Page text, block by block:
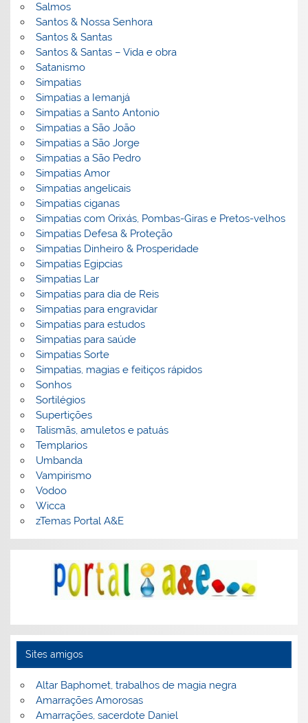
Salmos
Santos & Nossa Senhora
Santos & Santas
Santos & Santas – Vida e obra
Satanismo
Simpatias
Simpatias a Iemanjá
Simpatias a Santo Antonio
Simpatias a São João
Simpatias a São Jorge
Simpatias a São Pedro
Simpatias Amor
Simpatias angelicais
Simpatias ciganas
Simpatias com Orixás, Pombas-Giras e Pretos-velhos
Simpatias Defesa & Proteção
Simpatias Dinheiro & Prosperidade
Simpatias Egipcias
Simpatias Lar
Simpatias para dia de Reis
Simpatias para engravidar
Simpatias para estudos
Simpatias para saúde
Simpatias Sorte
Simpatias, magias e feitiços rápidos
Sonhos
Sortilégios
Supertições
Talismãs, amuletos e patuás
Templarios
Umbanda
Vampirismo
Vodoo
Wicca
zTemas Portal A&E
Sites amigos
Altar Baphomet, trabalhos de magia negra
Amarrações Amorosas
Amarrações, sacerdote Daniel